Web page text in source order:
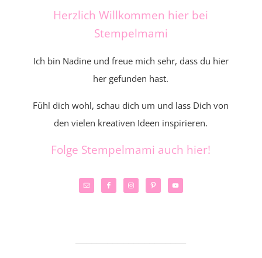
Herzlich Willkommen hier bei
Stempelmami
Ich bin Nadine und freue mich sehr, dass du hier
her gefunden hast.
Fühl dich wohl, schau dich um und lass Dich von
den vielen kreativen Ideen inspirieren.
Folge Stempelmami auch hier!